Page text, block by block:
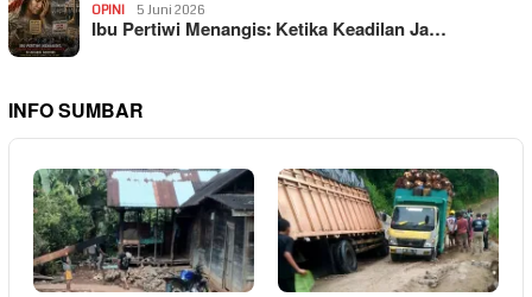
OPINI 5 Juni 2026
Ibu Pertiwi Menangis: Ketika Keadilan Ja…
INFO SUMBAR